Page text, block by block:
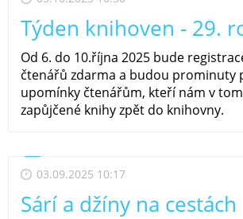
Týden knihoven - 29.
Od 6. do 10.října 2025 bude
čtenářů zdarma a budou prominuty
upomínky čtenářům, kteří nám v
zapůjčené knihy zpět do knihovny.
03.09.2025 10:17
Sárí a džíny na cestách